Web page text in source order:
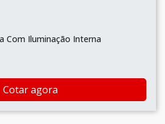
Com Iluminação Interna
Cotar agora